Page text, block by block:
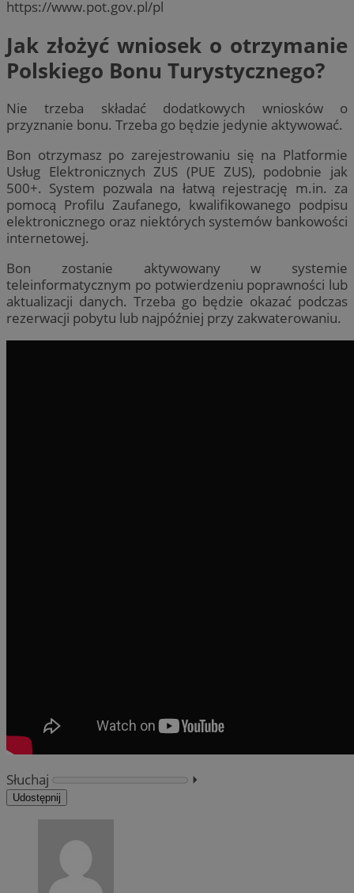
https://www.pot.gov.pl/pl
Jak złożyć wniosek o otrzymanie
Polskiego Bonu Turystycznego?
Nie trzeba składać dodatkowych wniosków o
przyznanie bonu. Trzeba go będzie jedynie aktywować.
Bon otrzymasz po zarejestrowaniu się na Platformie
Usług Elektronicznych ZUS (PUE ZUS), podobnie jak
500+. System pozwala na łatwą rejestrację m.in. za
pomocą Profilu Zaufanego, kwalifikowanego podpisu
elektronicznego oraz niektórych systemów bankowości
internetowej.
Bon zostanie aktywowany w systemie
teleinformatycznym po potwierdzeniu poprawności lub
aktualizacji danych. Trzeba go będzie okazać podczas
rezerwacji pobytu lub najpóźniej przy zakwaterowaniu.
Słuchaj ⏵︎
Udostępnij